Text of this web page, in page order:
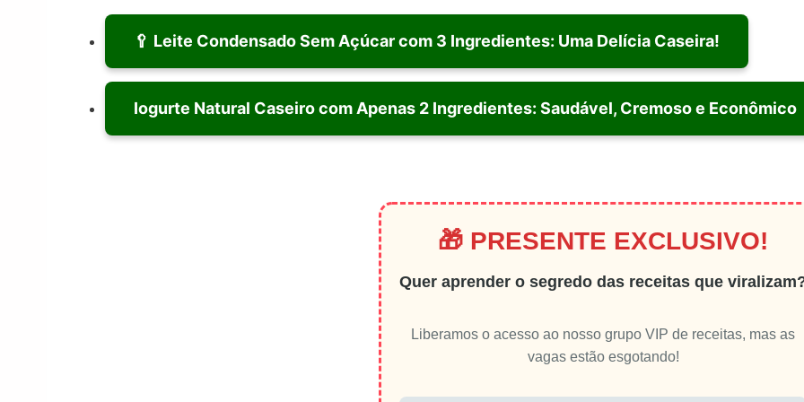
🥄 Leite Condensado Sem Açúcar com 3 Ingredientes: Uma Delícia Caseira!
Iogurte Natural Caseiro com Apenas 2 Ingredientes: Saudável, Cremoso e Econômico
🎁 PRESENTE EXCLUSIVO!
Quer aprender o segredo das receitas que
Liberamos o acesso ao nosso grupo VIP de receitas, mas as
vagas estão esgotando!